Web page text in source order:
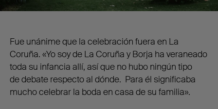
Fue unánime que la celebración fuera en La
Coruña. «Yo soy de La Coruña y Borja ha veraneado
toda su infancia allí, así que no hubo ningún tipo
de debate respecto al dónde. Para él significaba
mucho celebrar la boda en casa de su familia».